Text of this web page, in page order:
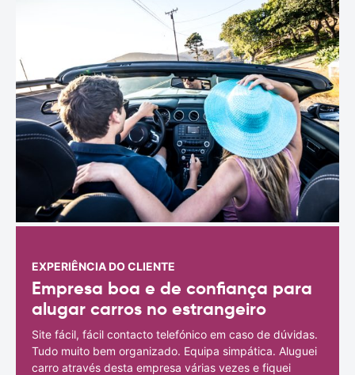
EXPERIÊNCIA DO CLIENTE
Empresa boa e de confiança para
alugar carros no estrangeiro
Site fácil, fácil contacto telefónico em caso de dúvidas.
Tudo muito bem organizado. Equipa simpática. Aluguei
carro através desta empresa várias vezes e fiquei